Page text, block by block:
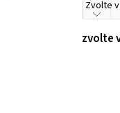
zvolte